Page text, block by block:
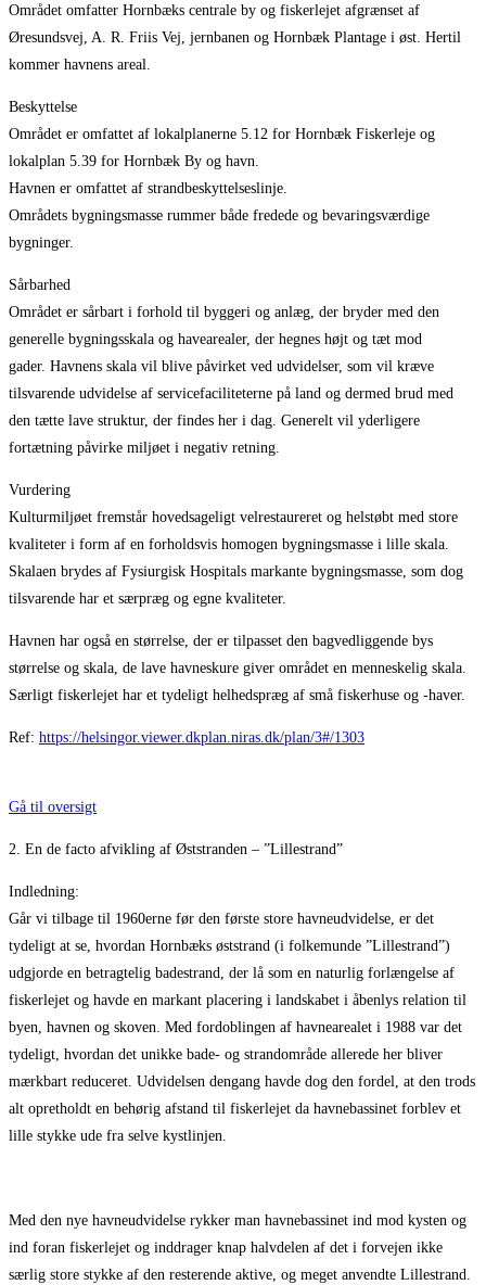
Området omfatter Hornbæks centrale by og fiskerlejet afgrænset af
Øresundsvej, A. R. Friis Vej, jernbanen og Hornbæk Plantage i øst. Hertil
kommer havnens areal.
Beskyttelse
Området er omfattet af lokalplanerne 5.12 for Hornbæk Fiskerleje og
lokalplan 5.39 for Hornbæk By og havn.
Havnen er omfattet af strandbeskyttelseslinje.
Områdets bygningsmasse rummer både fredede og bevaringsværdige
bygninger.
Sårbarhed
Området er sårbart i forhold til byggeri og anlæg, der bryder med den
generelle bygningsskala og havearealer, der hegnes højt og tæt mod
gader. Havnens skala vil blive påvirket ved udvidelser, som vil kræve
tilsvarende udvidelse af servicefaciliteterne på land og dermed brud med
den tætte lave struktur, der findes her i dag. Generelt vil yderligere
fortætning påvirke miljøet i negativ retning.
Vurdering
Kulturmiljøet fremstår hovedsageligt velrestaureret og helstøbt med store
kvaliteter i form af en forholdsvis homogen bygningsmasse i lille skala.
Skalaen brydes af Fysiurgisk Hospitals markante bygningsmasse, som dog
tilsvarende har et særpræg og egne kvaliteter.
Havnen har også en størrelse, der er tilpasset den bagvedliggende bys
størrelse og skala, de lave havneskure giver området en menneskelig skala.
Særligt fiskerlejet har et tydeligt helhedspræg af små fiskerhuse og -haver.
Ref: https://helsingor.viewer.dkplan.niras.dk/plan/3#/1303
Gå til oversigt
2. En de facto afvikling af Øststranden – ”Lillestrand”
Indledning:
Går vi tilbage til 1960erne før den første store havneudvidelse, er det
tydeligt at se, hvordan Hornbæks øststrand (i folkemunde ”Lillestrand”)
udgjorde en betragtelig badestrand, der lå som en naturlig forlængelse af
fiskerlejet og havde en markant placering i landskabet i åbenlys relation til
byen, havnen og skoven. Med fordoblingen af havnearealet i 1988 var det
tydeligt, hvordan det unikke bade- og strandområde allerede her bliver
mærkbart reduceret. Udvidelsen dengang havde dog den fordel, at den trods
alt opretholdt en behørig afstand til fiskerlejet da havnebassinet forblev et
lille stykke ude fra selve kystlinjen.
Med den nye havneudvidelse rykker man havnebassinet ind mod kysten og
ind foran fiskerlejet og inddrager knap halvdelen af det i forvejen ikke
særlig store stykke af den resterende aktive, og meget anvendte Lillestrand.